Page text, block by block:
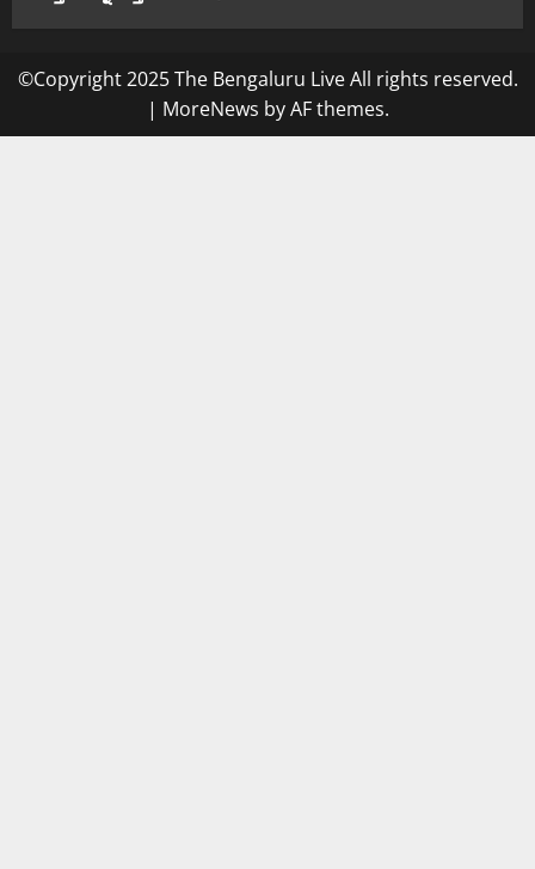
©Copyright 2025 The Bengaluru Live All rights reserved.
| MoreNews by AF themes.